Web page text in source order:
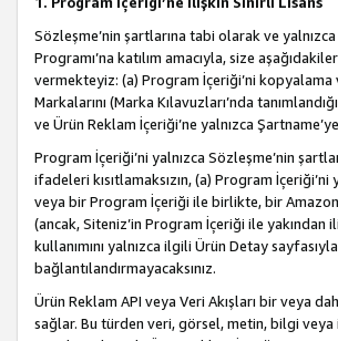
Sözleşme’nin şartlarına tabi olarak ve
Programı’na katılım amacıyla, size
vermekteyiz: (a) Program İçeriği’ni kopyalama
Markalarını (Marka Kılavuzları’nda
ve Ürün Reklam İçeriği’ne yalnızca
Program İçeriği’ni yalnızca Sözleşme’nin
ifadeleri kısıtlamaksızın, (a) Program
veya bir Program İçeriği ile birlikte, bir Amazon
(ancak, Siteniz’in Program İçeriği ile yakından
kullanımını yalnızca ilgili Ürün Detay
bağlantılandırmayacaksınız.
Ürün Reklam API veya Veri Akışları bir veya
sağlar. Bu türden veri, görsel, metin, bilgi veya